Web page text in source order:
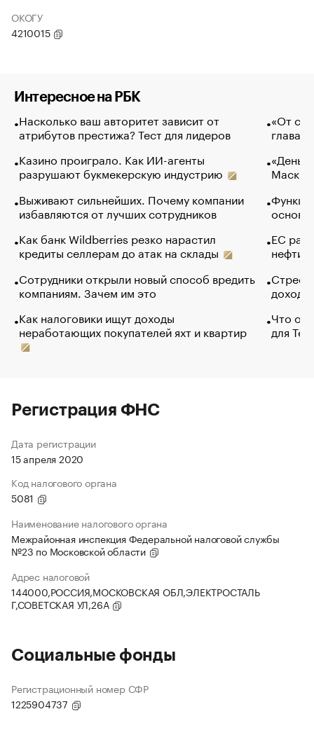
ОКОГУ
4210015
Интересное на РБК
Насколько ваш авторитет зависит от
атрибутов престижа? Тест для лидеров
Казино проиграло. Как ИИ-агенты
разрушают букмекерскую индустрию
Выживают сильнейших. Почему компании
избавляются от лучших сотрудников
Как банк Wildberries резко нарастил
кредиты селлерам до атак на склады
Сотрудники открыли новый способ вредить
компаниям. Зачем им это
Как налоговики ищут доходы
неработающих покупателей яхт и квартир
«От
глава
Маск в
основ
ЕС
нефти
Что
для
Регистрация ФНС
Дата регистрации
15 апреля 2020
Код налогового органа
5081
Наименование налогового органа
Межрайонная инспекция Федеральной налоговой службы
№23 по Московской области
Адрес налоговой
144000,РОССИЯ,МОСКОВСКАЯ ОБЛ,ЭЛЕКТРОСТАЛЬ
Г,СОВЕТСКАЯ УЛ,26А
Социальные фонды
Регистрационный номер СФР
1225904737